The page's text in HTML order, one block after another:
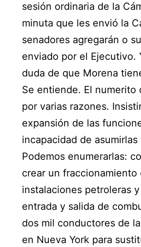
sesión ordinaria de la
minuta que les envió la
senadores agregarán o
enviado por el Ejecutivo.
duda de que Morena
Se entiende. El
por varias razones.
expansión de las
incapacidad de
Podemos enumerarlas:
crear un fraccionamiento
instalaciones petroleras
entrada y salida de
dos mil conductores de
en Nueva York para